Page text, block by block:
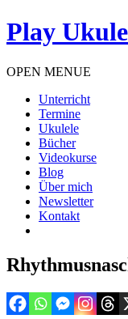
Play
OPEN MENUE
Unterricht
Termine
Ukulele
Bücher
Videokurse
Blog
Über mich
Newsletter
Kontakt